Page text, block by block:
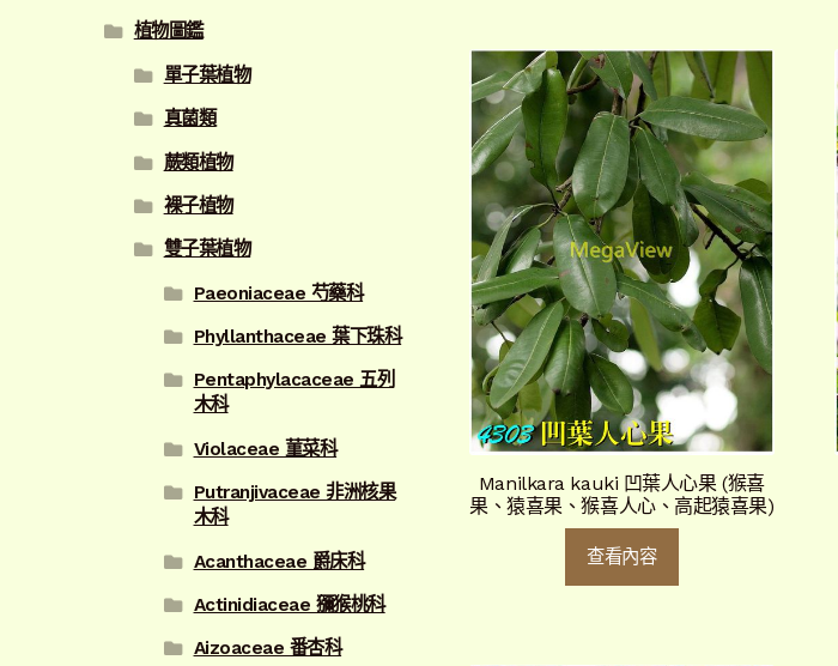
Manilkara kauki 凹葉人心果 (猴喜
果、猿喜果、猴喜人心、高起猿喜果)
查看內容
植物圖鑑
單子葉植物
真菌類
蕨類植物
裸子植物
雙子葉植物
Paeoniaceae 芍藥科
Phyllanthaceae 葉下珠科
Pentaphylacaceae 五列
木科
Violaceae 菫菜科
Putranjivaceae 非洲核果
木科
Acanthaceae 爵床科
Actinidiaceae 獼猴桃科
Aizoaceae 番杏科